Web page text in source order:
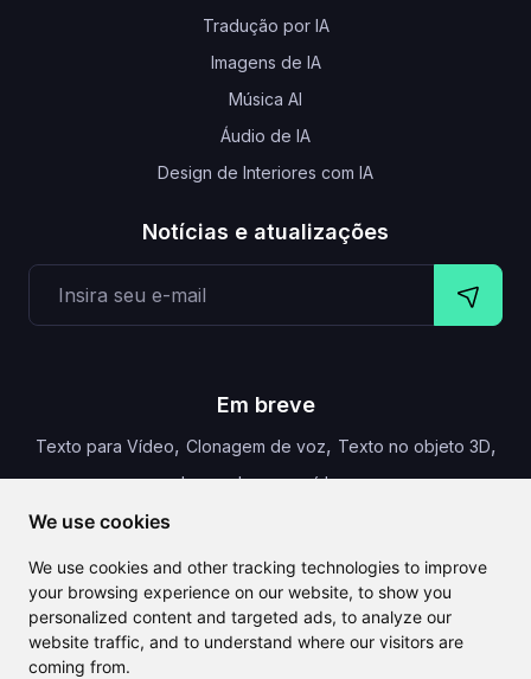
We use cookies
We use cookies and other tracking technologies to improve
your browsing experience on our website, to show you
personalized content and targeted ads, to analyze our
website traffic, and to understand where our visitors are
coming from.
Tradução por IA
Imagens de IA
Música AI
Áudio de IA
Design de Interiores com IA
Notícias e atualizações
Em breve
Texto para Vídeo, Clonagem de voz, Texto no objeto 3D,
Legendas para vídeo
CLAILA combina todas as melhores funcionalidades de IA
disponíveis globalmente